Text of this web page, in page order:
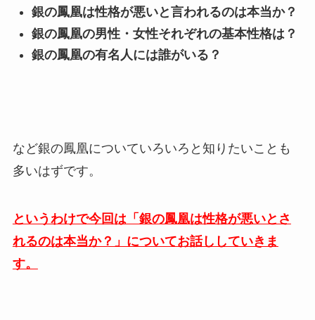
銀の鳳凰は性格が悪いと言われるのは本当か？
銀の鳳凰の男性・女性それぞれの基本性格は？
銀の鳳凰の有名人には誰がいる？
など銀の鳳凰についていろいろと知りたいことも
多いはずです。
というわけで今回は「銀の鳳凰は性格が悪いとさ
れるのは本当か？」についてお話ししていきま
す。